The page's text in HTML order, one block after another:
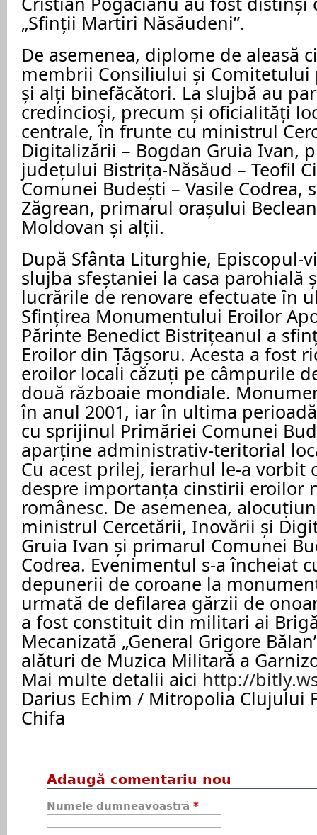
„Sfinții Martiri Năsăudeni”.
De asemenea, diplome de aleasă
membrii Consiliului și Comitetului
și alți binefăcători. La slujbă au
credincioși, precum și oficialități
centrale, în frunte cu ministrul
Digitalizării – Bogdan Gruia Ivan,
județului Bistrița-Năsăud – Teofil
Comunei Budești – Vasile Codrea,
Zăgrean, primarul orașului
Moldovan și alții.
După Sfânta Liturghie, Episcopul-
slujba sfeștaniei la casa parohială
lucrările de renovare efectuate în
Sfințirea Monumentului Eroilor
Părinte Benedict Bistrițeanul a
Eroilor din Țăgșoru. Acesta a fost
eroilor locali căzuți pe câmpurile
două războaie mondiale.
în anul 2001, iar în ultima
cu sprijinul Primăriei Comunei
aparține administrativ-teritorial
Cu acest prilej, ierarhul le-a vorbit
despre importanța cinstirii eroilor
românesc. De asemenea,
ministrul Cercetării, Inovării și
Gruia Ivan și primarul Comunei
Codrea. Evenimentul s-a încheiat
depunerii de coroane la
urmată de defilarea gărzii de
a fost constituit din militari ai
Mecanizată „General Grigore
alături de Muzica Militară a
Mai multe detalii aici http://
Darius Echim / Mitropolia Clujului
Chifa
Adaugă comentariu nou
Numele dumneavoastră *